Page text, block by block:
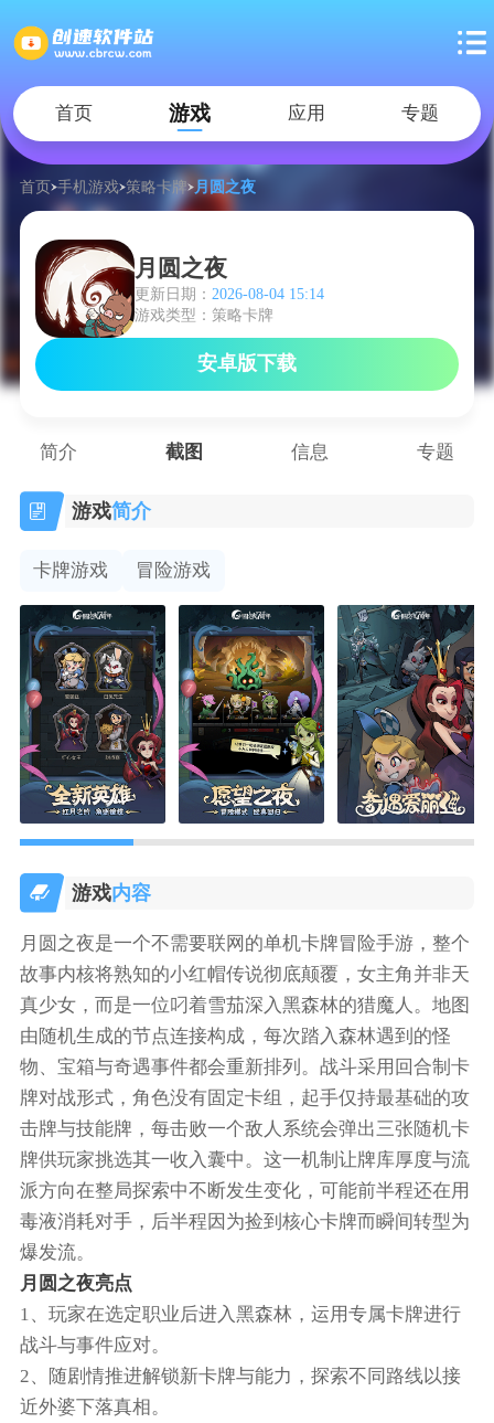
首页 游戏 应用 专题
首页 手机游戏 策略卡牌 月圆之夜
月圆之夜
更新日期： 2026-08-04 15:14
游戏类型：策略卡牌
安卓版下载
简介 截图 信息 专题
游戏简介
卡牌游戏 冒险游戏
游戏内容
月圆之夜是一个不需要联网的单机卡牌冒险手游，整个
故事内核将熟知的小红帽传说彻底颠覆，女主角并非天
真少女，而是一位叼着雪茄深入黑森林的猎魔人。地图
由随机生成的节点连接构成，每次踏入森林遇到的怪
物、宝箱与奇遇事件都会重新排列。战斗采用回合制卡
牌对战形式，角色没有固定卡组，起手仅持最基础的攻
击牌与技能牌，每击败一个敌人系统会弹出三张随机卡
牌供玩家挑选其一收入囊中。这一机制让牌库厚度与流
派方向在整局探索中不断发生变化，可能前半程还在用
毒液消耗对手，后半程因为捡到核心卡牌而瞬间转型为
爆发流。
月圆之夜亮点
1、玩家在选定职业后进入黑森林，运用专属卡牌进行
战斗与事件应对。
2、随剧情推进解锁新卡牌与能力，探索不同路线以接
近外婆下落真相。